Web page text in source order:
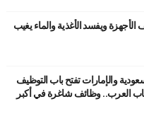
ويفسد الأغذية والماء يغيب
في السعودية والإمارات تفتح باب التوظيف
العرب.. وظائف شاغرة في أكبر